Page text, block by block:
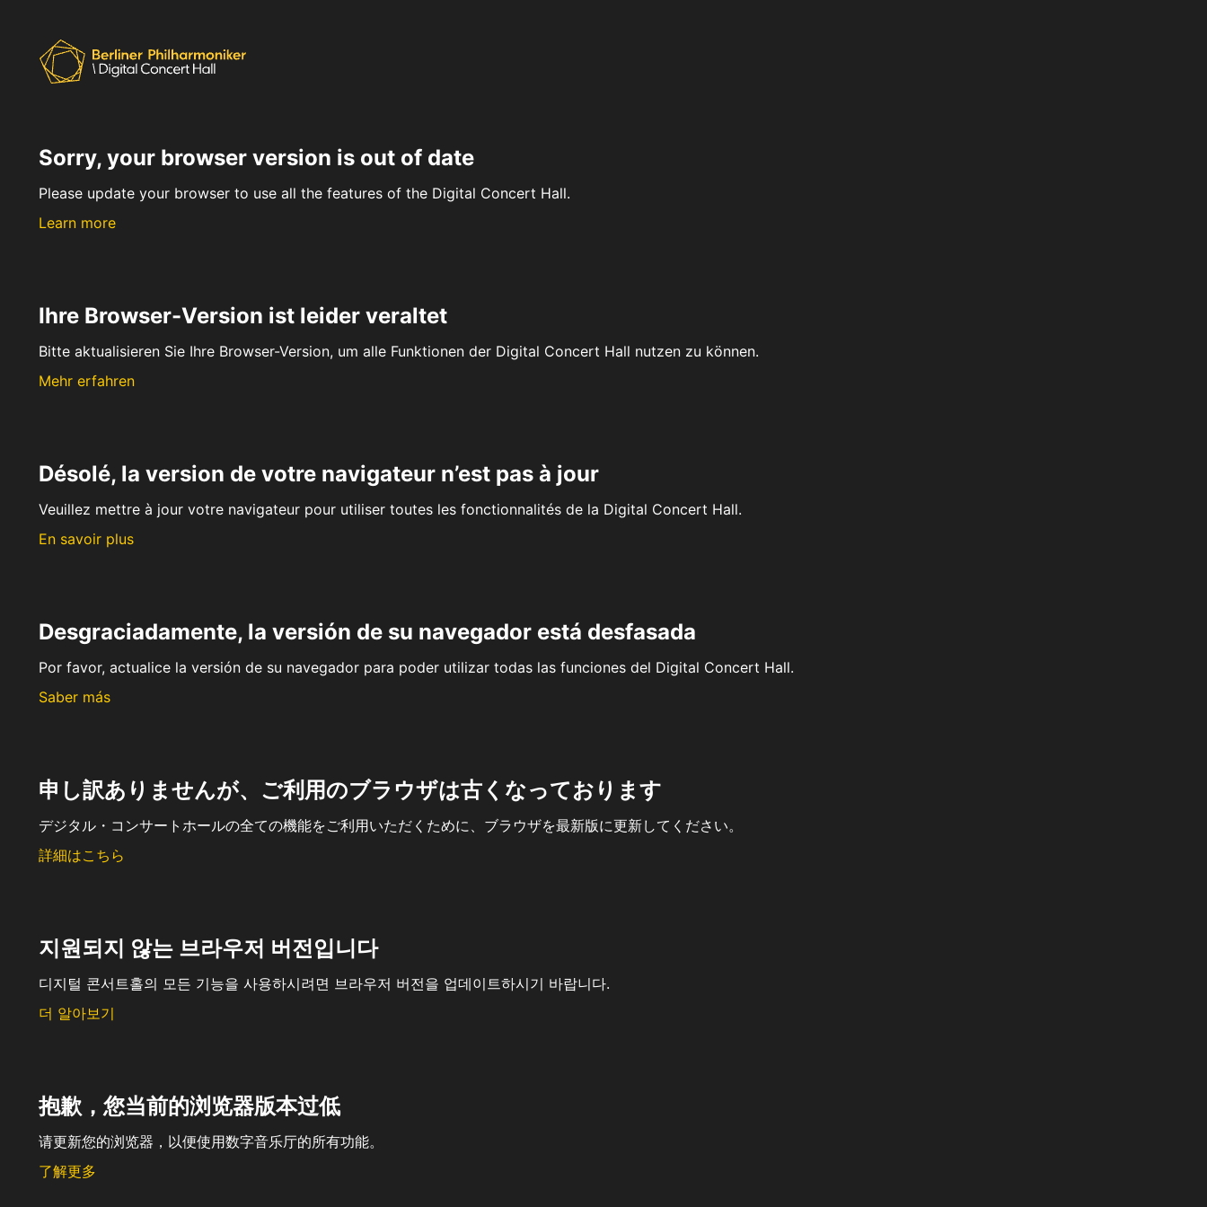
Sorry, your browser version is out of date
Please update your browser to use all the features of the Digital Concert Hall.
Learn more
Ihre Browser-Version ist leider veraltet
Bitte aktualisieren Sie Ihre Browser-Version, um alle Funktionen der Digital Concert Hall nutzen zu können.
Mehr erfahren
Désolé, la version de votre navigateur n’est pas à jour
Veuillez mettre à jour votre navigateur pour utiliser toutes les fonctionnalités de la Digital Concert Hall.
En savoir plus
Desgraciadamente, la versión de su navegador está desfasada
Por favor, actualice la versión de su navegador para poder utilizar todas las funciones del Digital Concert Hall.
Saber más
申し訳ありませんが、ご利用のブラウザは古くなっております
デジタル・コンサートホールの全ての機能をご利用いただくために、ブラウザを最新版に更新してください。
詳細はこちら
지원되지 않는 브라우저 버전입니다
디지털 콘서트홀의 모든 기능을 사용하시려면 브라우저 버전을 업데이트하시기 바랍니다.
더 알아보기
抱歉，您当前的浏览器版本过低
请更新您的浏览器，以便使用数字音乐厅的所有功能。
了解更多